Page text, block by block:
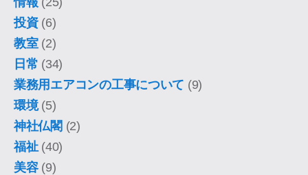
投資(6)
教室(2)
日常 (34)
業務用エアコンの工事について (9)
環境(5)
神社仏閣 (2)
福祉(40)
美容(9)